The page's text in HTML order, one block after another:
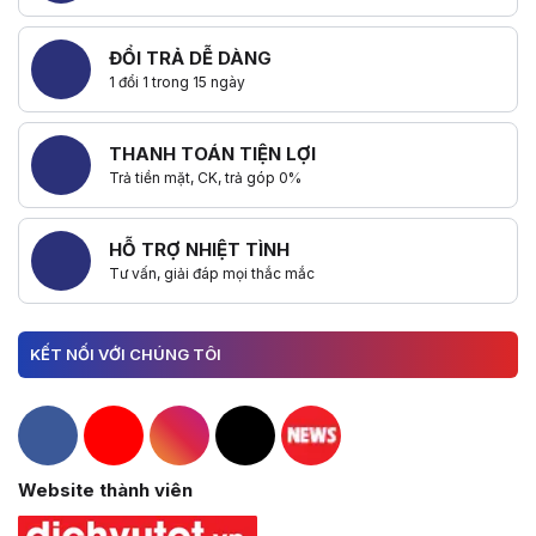
ĐỔI TRẢ DỄ DÀNG
1 đổi 1 trong 15 ngày
THANH TOÁN TIỆN LỢI
Trả tiền mặt, CK, trả góp 0%
HỖ TRỢ NHIỆT TÌNH
Tư vấn, giải đáp mọi thắc mắc
KẾT NỐI VỚI CHÚNG TÔI
Hacom Facebook
Hacom YouTube
Hacom Instagram
Hacom TikTok
Website thành viên